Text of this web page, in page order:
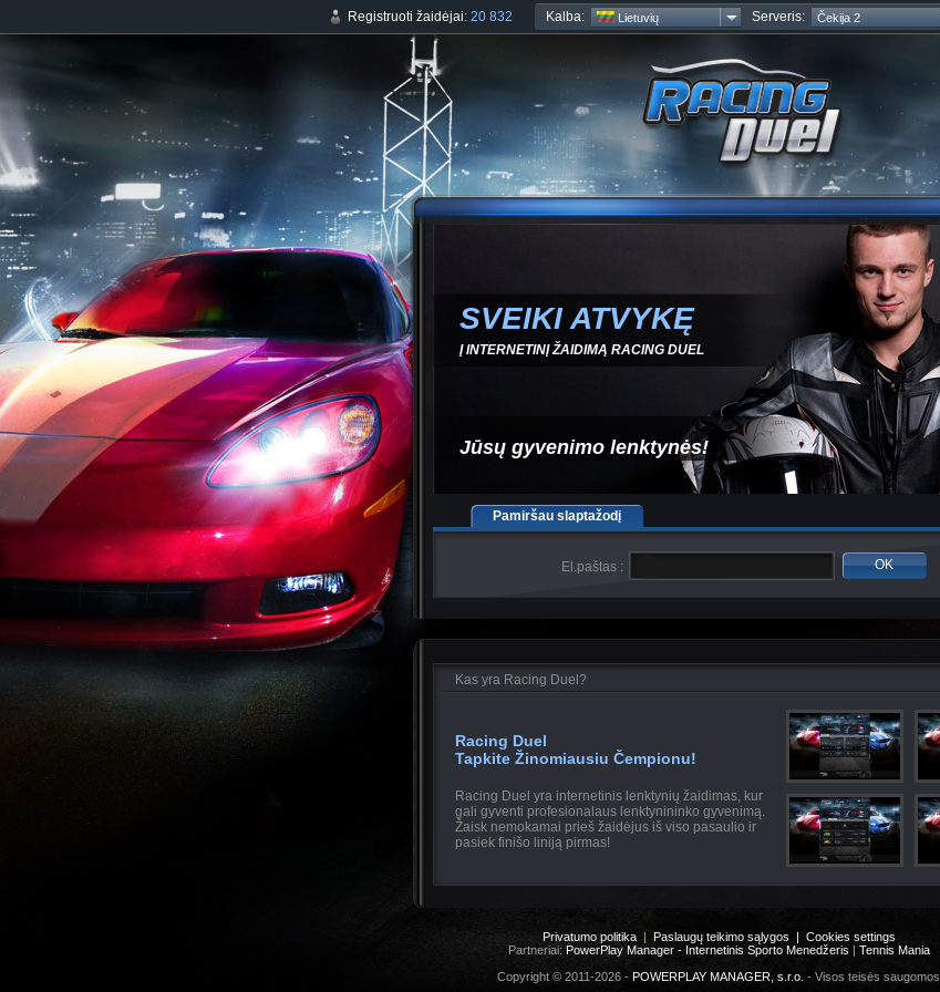
Registruoti žaidėjai: 20 832 Kalba: Lietuvių Serveris: Čekija 2
SVEIKI ATVYKĘ
Į INTERNETINĮ ŽAIDIMĄ RACING DUEL
Jūsų gyvenimo lenktynės!
Pamiršau slaptažodį
El.paštas : OK
Kas yra Racing Duel?
Racing Duel
Tapkite Žinomiausiu Čempionu!
Racing Duel yra internetinis lenktynių žaidimas, kur
gali gyventi profesionalaus lenktynininko gyvenimą.
Žaisk nemokamai prieš žaidėjus iš viso pasaulio ir
pasiek finišo liniją pirmas!
Privatumo politika| Paslaugų teikimo sąlygos | Cookies settings
Partneriai: PowerPlay Manager - Internetinis Sporto Menedžeris | Tennis Mania
Copyright © 2011-2026 - POWERPLAY MANAGER, s.r.o. - Visos teisės saugomos